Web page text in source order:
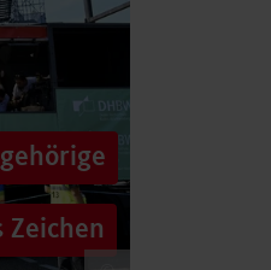
Zeichen